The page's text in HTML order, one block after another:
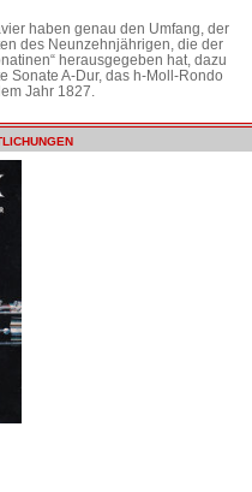
haben genau den Umfang, der
des Neunzehnjährigen, die der
herausgegeben hat, dazu
Sonate A-Dur, das h-Moll-Rondo
Jahr 1827.